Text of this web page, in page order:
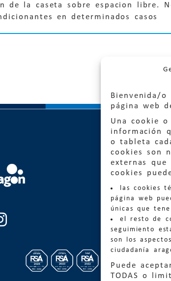
Bienvenida/
página web
Una cookie
información
o tableta
cookies son
externas que
cookies
las cookies
página web
únicas que
el resto de
seguimiento
son los
ciudadanía
Puede
TODAS o
de la caseta sobre espacion libre.
en determinados casos